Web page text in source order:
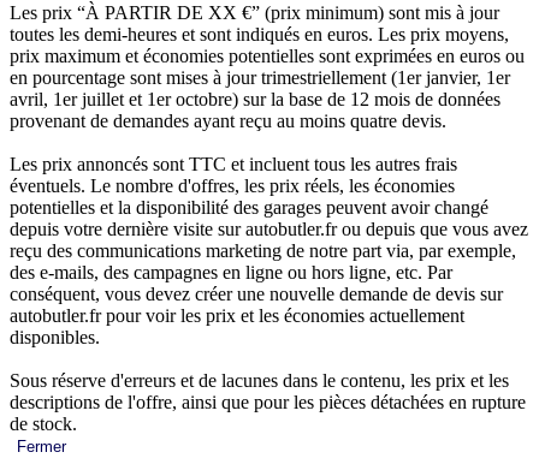
Les prix “À PARTIR DE XX €” (prix minimum) sont mis à jour
toutes les demi-heures et sont indiqués en euros. Les prix moyens,
prix maximum et économies potentielles sont exprimées en euros ou
en pourcentage sont mises à jour trimestriellement (1er janvier, 1er
avril, 1er juillet et 1er octobre) sur la base de 12 mois de données
provenant de demandes ayant reçu au moins quatre devis.
Les prix annoncés sont TTC et incluent tous les autres frais
éventuels. Le nombre d'offres, les prix réels, les économies
potentielles et la disponibilité des garages peuvent avoir changé
depuis votre dernière visite sur autobutler.fr ou depuis que vous avez
reçu des communications marketing de notre part via, par exemple,
des e-mails, des campagnes en ligne ou hors ligne, etc. Par
conséquent, vous devez créer une nouvelle demande de devis sur
autobutler.fr pour voir les prix et les économies actuellement
disponibles.
Sous réserve d'erreurs et de lacunes dans le contenu, les prix et les
descriptions de l'offre, ainsi que pour les pièces détachées en rupture
de stock.
Fermer